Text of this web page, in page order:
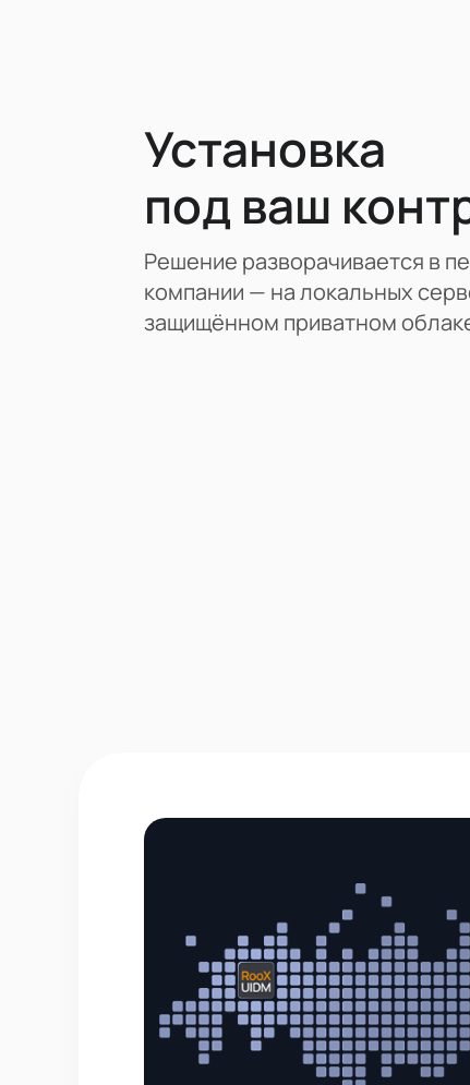
Установка
под ваш
Решение разворачивается в
компании — на локальных
защищённом приватном